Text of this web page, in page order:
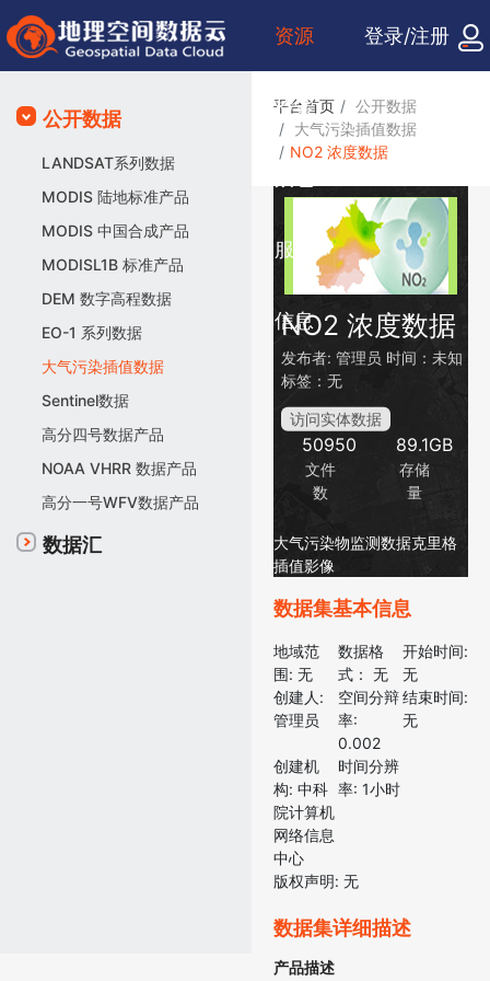
资源
检索
服务
信息
登录/注册
公开数据
LANDSAT系列数据
MODIS 陆地标准产品
MODIS 中国合成产品
MODISL1B 标准产品
DEM 数字高程数据
EO-1 系列数据
大气污染插值数据
Sentinel数据
高分四号数据产品
NOAA VHRR 数据产品
高分一号WFV数据产品
数据汇
平台首页
公开数据
大气污染插值数据
NO2 浓度数据
NO2 浓度数据
发布者: 管理员 时间：未知
标签：无
访问实体数据
50950
文件
数
89.1GB
存储
量
大气污染物监测数据克里格
插值影像
数据集基本信息
地域范
围: 无
数据格
式： 无
开始时间:
无
创建人:
管理员
空间分辩
率:
0.002
结束时间:
无
创建机
构: 中科
院计算机
网络信息
中心
时间分辨
率: 1小时
版权声明: 无
数据集详细描述
产品描述